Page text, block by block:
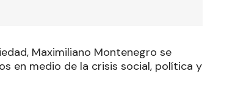
Maximiliano Montenegro se
en medio de la crisis social, política y